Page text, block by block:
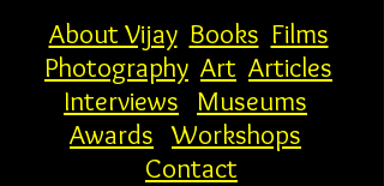
About Vijay Books Films
Photography Art Articles
Interviews
Museums
Awards Workshops
Contact